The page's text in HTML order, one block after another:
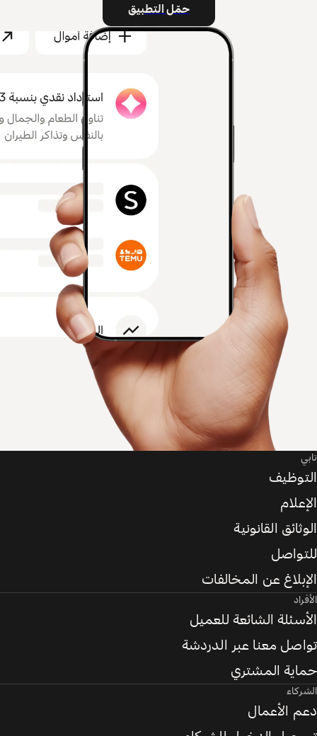
حمّل التطبيق
تابي
التوظيف
الإعلام
الوثائق القانونية
للتواصل
الإبلاغ عن المخالفات
الأفراد
الأسئلة الشائعة للعميل
تواصل معنا عبر الدردشة
حماية المشتري
الشركاء
دعم الأعمال